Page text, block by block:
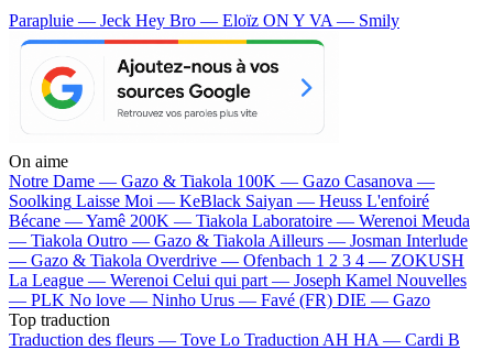
Parapluie — Jeck Hey Bro — Eloïz ON Y VA — Smily
On aime
Notre Dame — Gazo & Tiakola 100K — Gazo Casanova —
Soolking Laisse Moi — KeBlack Saiyan — Heuss L'enfoiré
Bécane —Yamê 200K — Tiakola Laboratoire — Werenoi Meuda
— Tiakola Outro — Gazo & Tiakola Ailleurs — Josman Interlude
— Gazo & Tiakola Overdrive — Ofenbach 1 2 3 4 — ZOKUSH
La League — Werenoi Celui qui part — Joseph Kamel Nouvelles
— PLK No love — Ninho Urus — Favé (FR) DIE — Gazo
Top traduction
Traduction des fleurs — Tove Lo Traduction AH HA — Cardi B